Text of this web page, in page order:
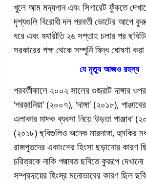
খুলে আম মদ্যপান এবং সিগারেট ফুঁকতে
দৃশ্যগুলি বিরোধী দল পরবর্তী ভোটের আগে
ধরে এবং যথারীতি ২৬ সপ্তাহ চলার পর
সরকারের পক্ষ থেকে সম্পূর্নি ষিদ্ধ ঘোষণা
যে মৃত্যু আজও রহস্য
পরবর্তীকালে ২০০২ সালের গুজরাট দাঙ্গার
‘পরজ়ানিয়া’ (২০০৭), ‘দাঙ্গা’ (২০১৮),
এলাকার মাদক ব্যবসা নিয়ে ‘উড়তা পাঞ্জাব’
(২০১৮) ছবিগুলিও অনেক মারদাঙ্গা, হুমকির
রাজপুতদের একাংশের হিংসা ছড়ানোর কারণ
চরিত্রকে নাকি পদ্মাবত ছবিতে কুরূপে
সম্প্রদায়ের হিংস্র মনোভাবের কারণ ছিল